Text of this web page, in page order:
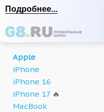
Подробнее...
Apple
iPhone
iPhone 16
iPhone 17 🔥
MacBook